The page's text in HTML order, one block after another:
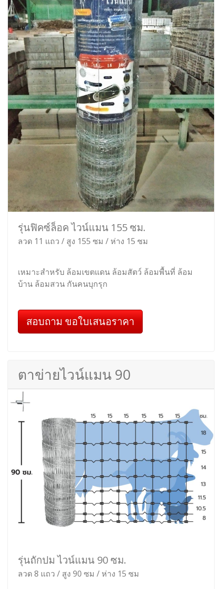
รุ่นฟิคซ์ล็อค ไวน์แมน 155 ซม.
ลวด 11 แถว / สูง 155 ซม / ห่าง 15 ซม
เหมาะสำหรับ ล้อมเขตแดน ล้อมสัตว์ ล้อมพื้นที่ ล้อม
บ้าน ล้อมสวน กันคนบุกรุก
สอบถาม ขอใบเสนอราคา
ตาข่ายไวน์แมน 90
รุ่นถักปม ไวน์แมน 90 ซม.
ลวด 8 แถว / สูง 90 ซม / ห่าง 15 ซม